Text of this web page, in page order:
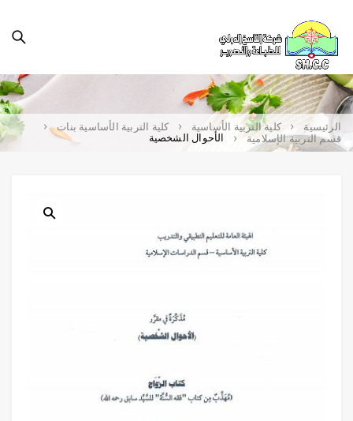
الرئيسية كلية التربية الأساسية
كلية التربية الأساسية بنات
قسم التربية الإسلامية
الأحوال الشخصية